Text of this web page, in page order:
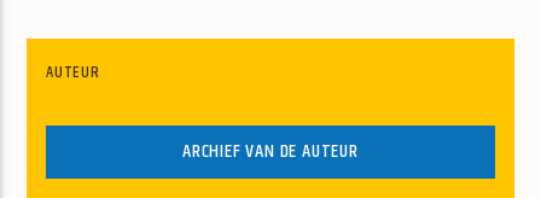
AUTEUR
ARCHIEF VAN DE AUTEUR